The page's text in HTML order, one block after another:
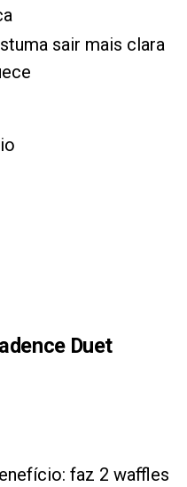
sair mais clara
Duet
faz 2 waffles